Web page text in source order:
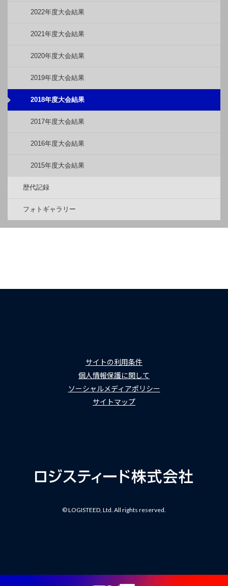
2022年度大会結果
2021年度大会結果
2020年度大会結果
2019年度大会結果
2018年度大会結果
2017年度大会結果
2016年度大会結果
2015年度大会結果
歴代記録
フォトギャラリー
サイトの利用条件
個人情報保護に関して
ソーシャルメディアポリシー
サイトマップ
© LOGISTEED, Ltd. All rights reserved.